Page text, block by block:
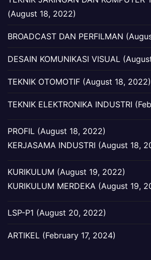
(August 18, 2022)
BROADCAST DAN PERFILMAN
DESAIN KOMUNIKASI VISUAL
TEKNIK OTOMOTIF (August 18, 2022)
TEKNIK ELEKTRONIKA INDUSTRI
PROFIL (August 18, 2022)
KERJASAMA INDUSTRI (August 18,
KURIKULUM (August 19, 2022)
KURIKULUM MERDEKA (August 19,
LSP-P1 (August 20, 2022)
ARTIKEL (February 17, 2024)